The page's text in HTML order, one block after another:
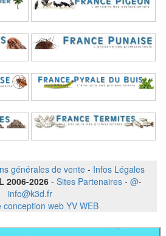
générales de vente - Infos Légales
2006-2026 - Sites Partenaires - @-
info@k3d.fr
conception web YV WEB